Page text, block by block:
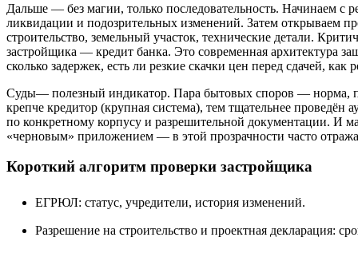
Дальше — без магии, только последовательность. Начинаем
ликвидации и подозрительных изменений. Затем открываем
строительство, земельный участок, технические детали.
застройщика — кредит банка. Это современная архитектура
сколько задержек, есть ли резкие скачки цен перед сдачей,
Суды— полезный индикатор. Пара бытовых споров — норма,
крепче кредитор (крупная система), тем тщательнее
по конкретному корпусу и разрешительной документации. И
«черновым» приложением — в этой прозрачности часто
Короткий алгоритм проверки застройщика
ЕГРЮЛ: статус, учредители, история изменений.
Разрешение на строительство и проектная декларация: